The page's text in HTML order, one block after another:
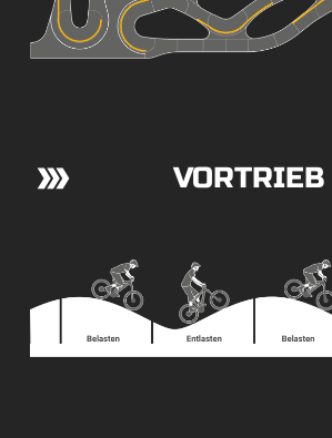
VORTRIEB